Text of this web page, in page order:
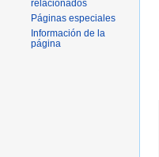
relacionados
Páginas especiales
Información de la
página